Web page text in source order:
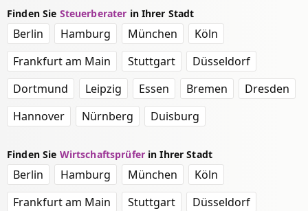
Finden Sie Steuerberater in Ihrer Stadt
Berlin Hamburg München
Köln
Frankfurt am Main
Stuttgart
Düsseldorf
Dortmund
Leipzig Essen Bremen
Dresden
Hannover
Nürnberg Duisburg
Finden Sie Wirtschaftsprüferin Ihrer Stadt
Berlin Hamburg München
Köln
Frankfurt am Main
Stuttgart
Düsseldorf